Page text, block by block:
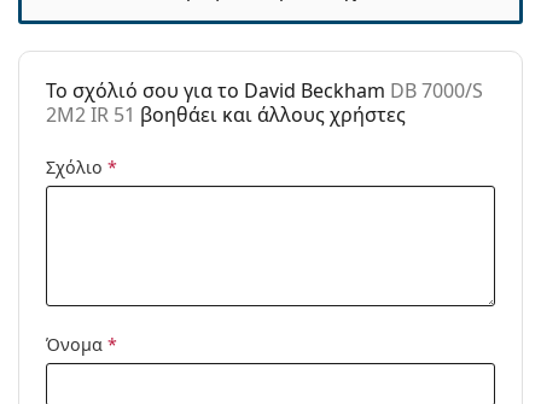
David Beckham
Χρήση:
Μόδα
Προϊόντος /
DB 7000/S 2M2 IR 51
To σχόλιό σου για το David Beckham DB 7000/S
2M2 IR 51 βοηθάει και άλλους χρήστες
Σχόλιο *
Όνομα *